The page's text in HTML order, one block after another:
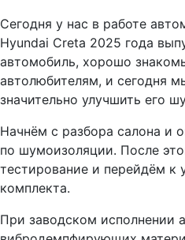
Сегодня у нас в работе
Hyundai Creta 2025 года
автомобиль, хорошо
автолюбителям, и сегодня
значительно улучшить его
Начнём с разбора салона и
по шумоизоляции. После
тестирование и перейдём к
комплекта.
При заводском исполнении